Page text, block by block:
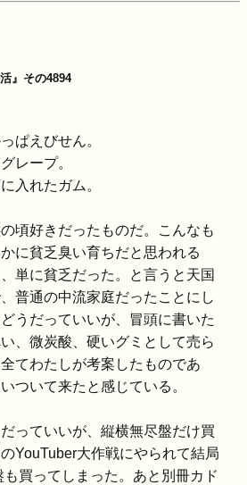
』その4894
ぱえびせん。
レープ。
入れたガム。
頃好きだったものだ。こんなも
に貧乏臭い育ちだと思われる
単に貧乏だった。と言うと天国
普通の中流家庭だったことにし
うだっていいが、冒頭に書いた
、微炭酸、硬いグミとして売ら
てわたしが考案したものであ
ついて来たと感じている。
っていいが、縦横無尽盤だけ買
YouTuber大作戦にやられて結局
買ってしまった。あと別冊カド